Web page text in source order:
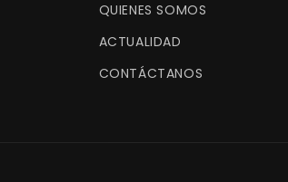
QUIENES SOMOS
ACTUALIDAD
CONTÁCTANOS